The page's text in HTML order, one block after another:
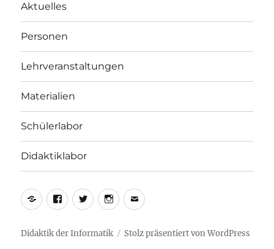
Aktuelles
Personen
Lehrveranstaltungen
Materialien
Schülerlabor
Didaktiklabor
Yelp Facebook
TwitterInstagram
E-
Didaktik der Informatik Stolz präsentiert von WordPress